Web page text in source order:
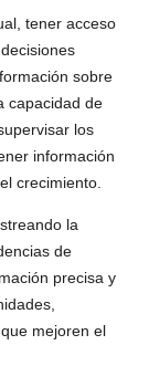
tener acceso
sobre
capacidad de
los
información
crecimiento.
la
de
precisa y
mejoren el